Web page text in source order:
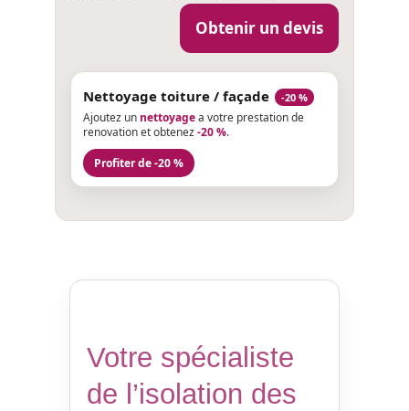
Obtenir un devis
Nettoyage toiture / façade -20 %
Ajoutez un nettoyagea votre prestation de
renovation et obtenez-20 %.
Profiter de -20 %
Votre spécialiste
de l’isolation des